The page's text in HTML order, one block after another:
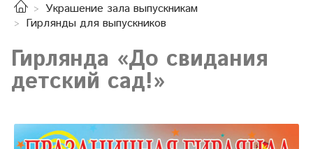
Украшение зала выпускникам
Гирлянды для выпускников
Гирлянда «До свидания
детский сад!»